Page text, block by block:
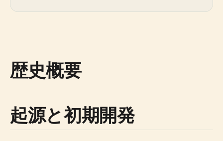
歴史概要
起源と初期開発